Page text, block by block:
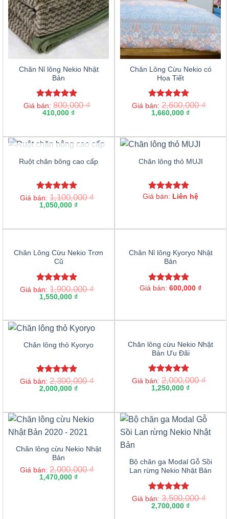
Chăn Nỉ lông Nekio Nhật
Bản
Rated5.00
out of 5
Giá bán:800,000₫
410,000 ₫
Chăn Lông Cừu Nekio có
Họa Tiết
Rated5.00
out of 5
Giá bán:2,600,000₫
1,660,000 ₫
OUT OF STOCK
Ruột chăn bông cao cấp
Rated5.00
out of 5
Giá bán:1,100,000₫
1,050,000 ₫
Chăn lông thỏ MUJI
Rated 5.00
Giá bán: Liên hệ
OUT OF STOCK
Chăn Lông Cừu Nekio Trơn
Cũ
Rated5.00
out of 5
Giá bán:1,900,000₫
1,550,000 ₫
OUT OF STOCK
Chăn Nỉ lông Kyoryo Nhật
Bản
Rated5.00
Giá bán: 600,000 ₫
Chăn lông thỏ Kyoryo
Rated5.00
out of 5
Giá bán:2,300,000₫
2,000,000 ₫
Chăn lông cừu Nekio Nhật
Bản Ưu Đãi
Rated5.00
out of 5
Giá bán:2,000,000₫
1,250,000 ₫
Chăn lông cừu Nekio Nhật
Bản
Giá bán:2,000,000₫
1,470,000 ₫
Bộ chăn ga Modal Gỗ Sồi
Lan rừng Nekio Nhật Bản
Rated5.00
out of 5
Giá bán:3,500,000₫
2,700,000 ₫